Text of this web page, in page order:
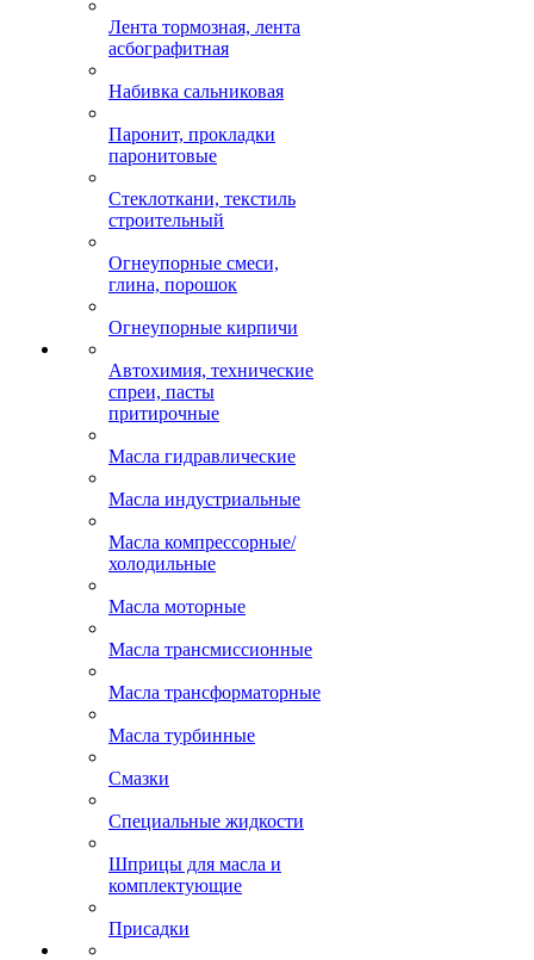
Лента тормозная, лента
асбографитная
Набивка сальниковая
Паронит, прокладки
паронитовые
Стеклоткани, текстиль
строительный
Огнеупорные смеси,
глина, порошок
Огнеупорные кирпичи
Автохимия, технические
спреи, пасты
притирочные
Масла гидравлические
Масла индустриальные
Масла компрессорные/
холодильные
Масла моторные
Масла трансмиссионные
Масла трансформаторные
Масла турбинные
Смазки
Специальные жидкости
Шприцы для масла и
комплектующие
Присадки